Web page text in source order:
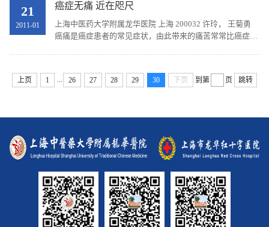
21
2011-01
癌症无痛 近在咫尺
上海中医药大学附属龙华医院 上海 200032 许玲， 王菊勇
癌痛是癌症患者的常见症状，由此带来的痛苦常常比癌症引
上页 1 26 27 28 29 30 下页 到第 页 跳转